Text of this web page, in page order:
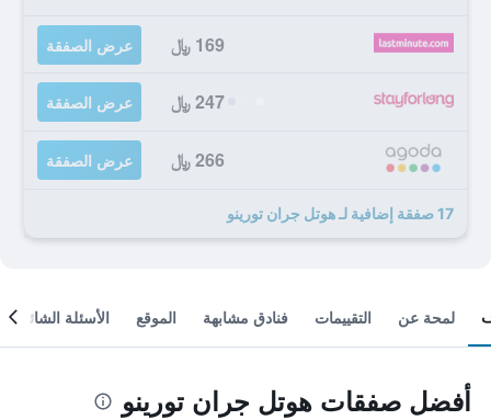
169 ﷼ عرض الصفقة
247 ﷼ عرض الصفقة
266 ﷼ عرض الصفقة
17 صفقة إضافية لـ هوتل جران تورينو
لمحة عن التقييمات فنادق مشابهة الموقع الأسئلة الشائعة
أفضل صفقات هوتل جران تورينو